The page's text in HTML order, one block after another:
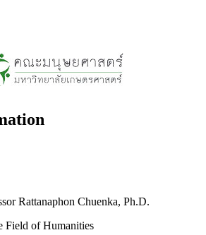
Rattanaphon Chuenka, Ph.D.
Field of Humanities